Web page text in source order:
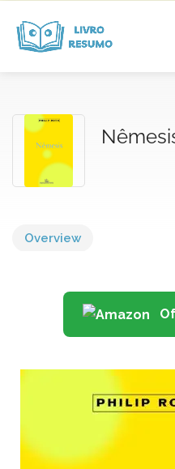
Overview